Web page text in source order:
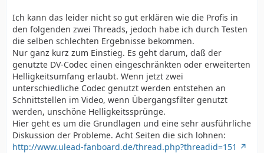
Ich kann das leider nicht so gut erklären wie die Profis in
den folgenden zwei Threads, jedoch habe ich durch Testen
die selben schlechten Ergebnisse bekommen.
Nur ganz kurz zum Einstieg. Es geht darum, daß der
genutzte DV-Codec einen eingeschränkten oder erweiterten
Helligkeitsumfang erlaubt. Wenn jetzt zwei
unterschiedliche Codec genutzt werden entstehen an
Schnittstellen im Video, wenn Übergangsfilter genutzt
werden, unschöne Helligkeitssprünge.
Hier geht es um die Grundlagen und eine sehr ausführliche
Diskussion der Probleme. Acht Seiten die sich lohnen:
http://www.ulead-fanboard.de/thread.php?threadid=151